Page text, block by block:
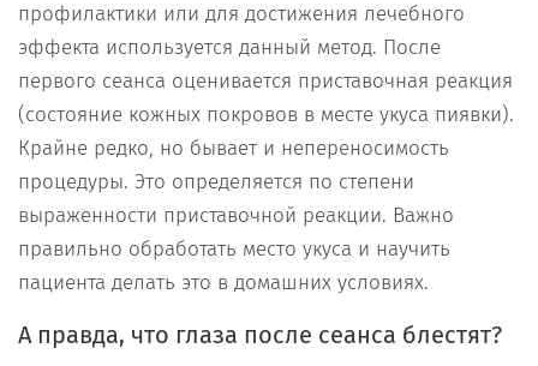
профилактики или для достижения лечебного
эффекта используется данный метод. После
первого сеанса оценивается приставочная реакция
(состояние кожных покровов в месте укуса пиявки).
Крайне редко, но бывает и непереносимость
процедуры. Это определяется по степени
выраженности приставочной реакции. Важно
правильно обработать место укуса и научить
пациента делать это в домашних условиях.
А правда, что глаза после сеанса блестят?